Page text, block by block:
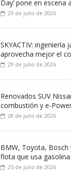
Day’ pone en escena
29 de julio de 2026
SKYACTIV: ingeniería
aprovecha mejor el
29 de julio de 2026
Renovados SUV
combustión y e-
28 de julio de 2026
BMW, Toyota, Bosch
flota que usa
25 de julio de 2026